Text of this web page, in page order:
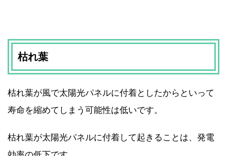
枯れ葉
枯れ葉が風で太陽光パネルに付着としたからといって
寿命を縮めてしまう可能性は低いです。
枯れ葉が太陽光パネルに付着して起きることは、発電